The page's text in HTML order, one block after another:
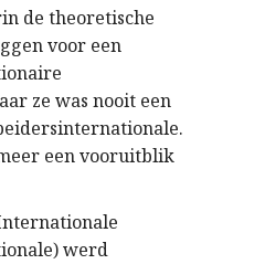
de theoretische
voor een
ze was nooit een
een vooruitblik
werd